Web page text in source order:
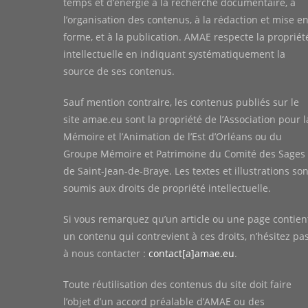
l’organisation des contenus, à la rédaction et mise en
forme, et à la publication. AMAE respecte la
intellectuelle en indiquant systématiquement la
source de ses contenus.
Sauf mention contraire, les contenus publiés sur le
site amae.eu sont la propriété de l’Association pour
Mémoire et l’Animation de l’Est d’Orléans ou du
Groupe Mémoire et Patrimoine du Comité des Sages
de Saint-Jean-de-Braye. Les textes et illustrations
soumis aux droits de propriété intellectuelle.
Si vous remarquez qu’un article ou une page
un contenu qui contrevient à ces droits, n’hésitez pas
à nous contacter : contact[a]amae.eu.
Toute réutilisation des contenus du site doit faire
l’objet d’un accord préalable d’AMAE ou des